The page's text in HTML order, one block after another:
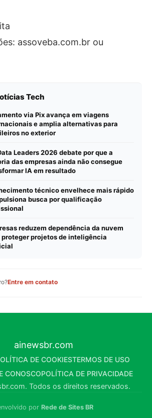
assoveba.com.br ou
Tech
via Pix avança em viagens
e amplia alternativas para
no exterior
Leaders 2026 debate por que a
das empresas ainda não consegue
IA em resultado
técnico envelhece mais rápido
busca por qualificação
reduzem dependência da nuvem
proteger projetos de inteligência
Entre em contato
DE COOKIESTERMOS DE USO
CONOSCOPOLÍTICA DE PRIVACIDADE
Todos os direitos reservados.
por Rede de Sites BR